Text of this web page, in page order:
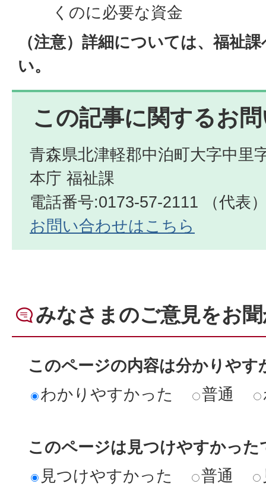
くのに必要な資金
（注意）詳細については、福祉
い。
この記事に関するお
青森県北津軽郡中泊町大字中里
本庁 福祉課
電話番号:0173-57-2111 （代表
お問い合わせはこちら
みなさまのご意見をお
このページの内容は分かりやす
わかりやすかった
普通
このページは見つけやすかった
見つけやすかった
普通